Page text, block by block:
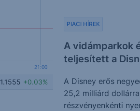
21:00
1.1555 +0.03%
A vidámparkok
teljesített a
PIACI HÍREK
A Disney erős
25,2 milliárd
részvényenkénti